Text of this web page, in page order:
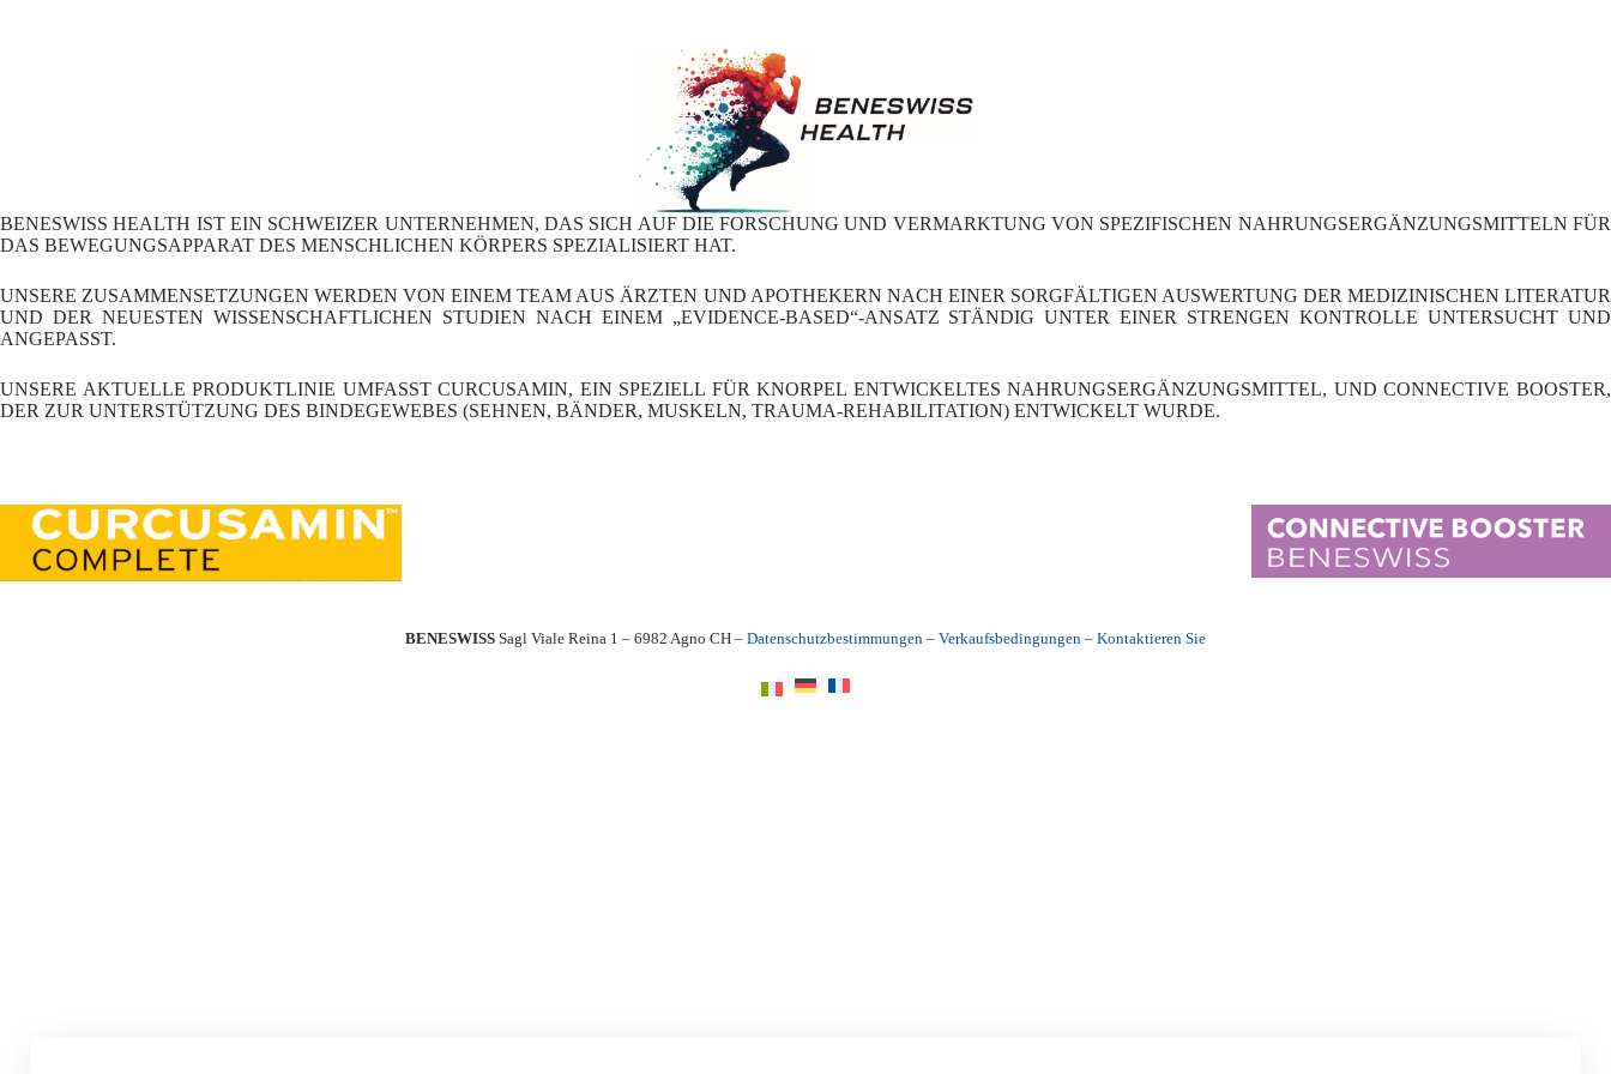
BENESWISS HEALTH IST EIN SCHWEIZER UNTERNEHMEN, DAS SICH AUF DIE FORSCHUNG UND VERMARKTUNG VON SPEZIFISCHEN NAHRUNGSERGÄNZUNGSMITTELN FÜR
DAS BEWEGUNGSAPPARAT DES MENSCHLICHEN KÖRPERS SPEZIALISIERT HAT.
UNSERE ZUSAMMENSETZUNGEN WERDEN VON EINEM TEAM AUS ÄRZTEN UND APOTHEKERN NACH EINER SORGFÄLTIGEN AUSWERTUNG DER MEDIZINISCHEN LITERATUR
UND DER NEUESTEN WISSENSCHAFTLICHEN STUDIEN NACH EINEM „EVIDENCE-BASED“-ANSATZ STÄNDIG UNTER EINER STRENGEN KONTROLLE UNTERSUCHT UND
ANGEPASST.
UNSERE AKTUELLE PRODUKTLINIE UMFASST CURCUSAMIN, EIN SPEZIELL FÜR KNORPEL ENTWICKELTES NAHRUNGSERGÄNZUNGSMITTEL, UND CONNECTIVE BOOSTER,
DER ZUR UNTERSTÜTZUNG DES BINDEGEWEBES (SEHNEN, BÄNDER, MUSKELN, TRAUMA-REHABILITATION) ENTWICKELT WURDE.
BENESWISS Sagl Viale Reina 1 – 6982 Agno CH – Datenschutzbestimmungen – Verkaufsbedingungen – Kontaktieren Sie